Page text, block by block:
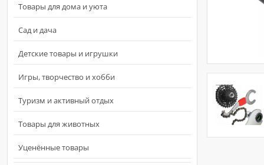
Товары для дома и уюта
Сад и дача
Детские товары и игрушки
Игры, творчество и хобби
Туризм и активный отдых
Товары для животных
Уценённые товары